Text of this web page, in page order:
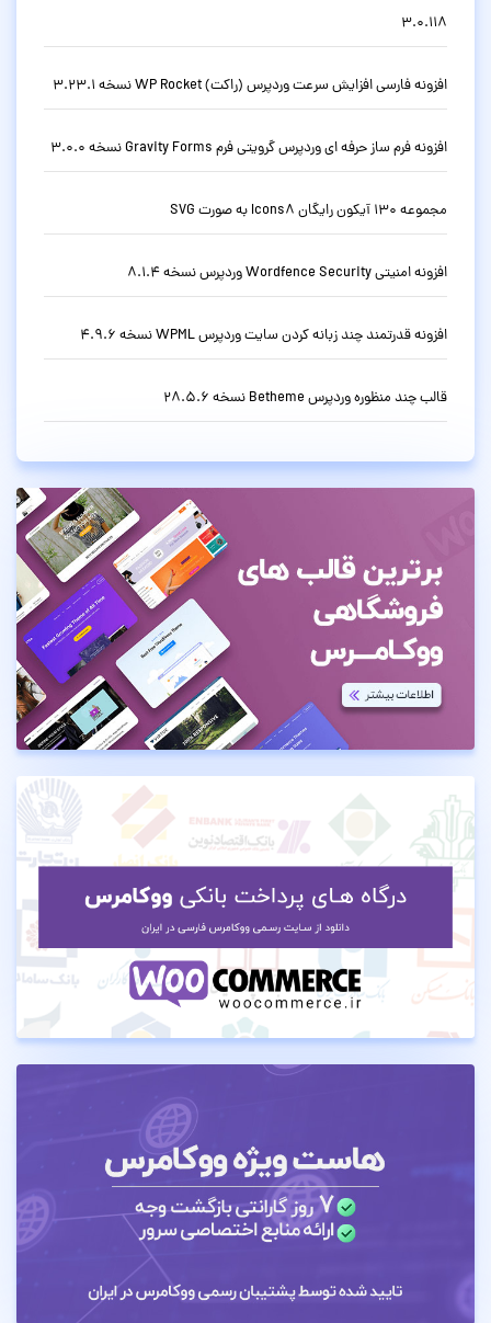
3.0.118
افزونه فارسی افزایش سرعت وردپرس (راکت) WP Rocket نسخه 3.23.1
افزونه فرم ساز حرفه ای وردپرس گرویتی فرم Gravity Forms نسخه 3.0.0
مجموعه 130 آیکون رایگان Icons8 به صورت SVG
افزونه امنیتی Wordfence Security وردپرس نسخه 8.1.4
افزونه قدرتمند چند زبانه کردن سایت وردپرس WPML نسخه 4.9.6
قالب چند منظوره وردپرس Betheme نسخه 28.5.6